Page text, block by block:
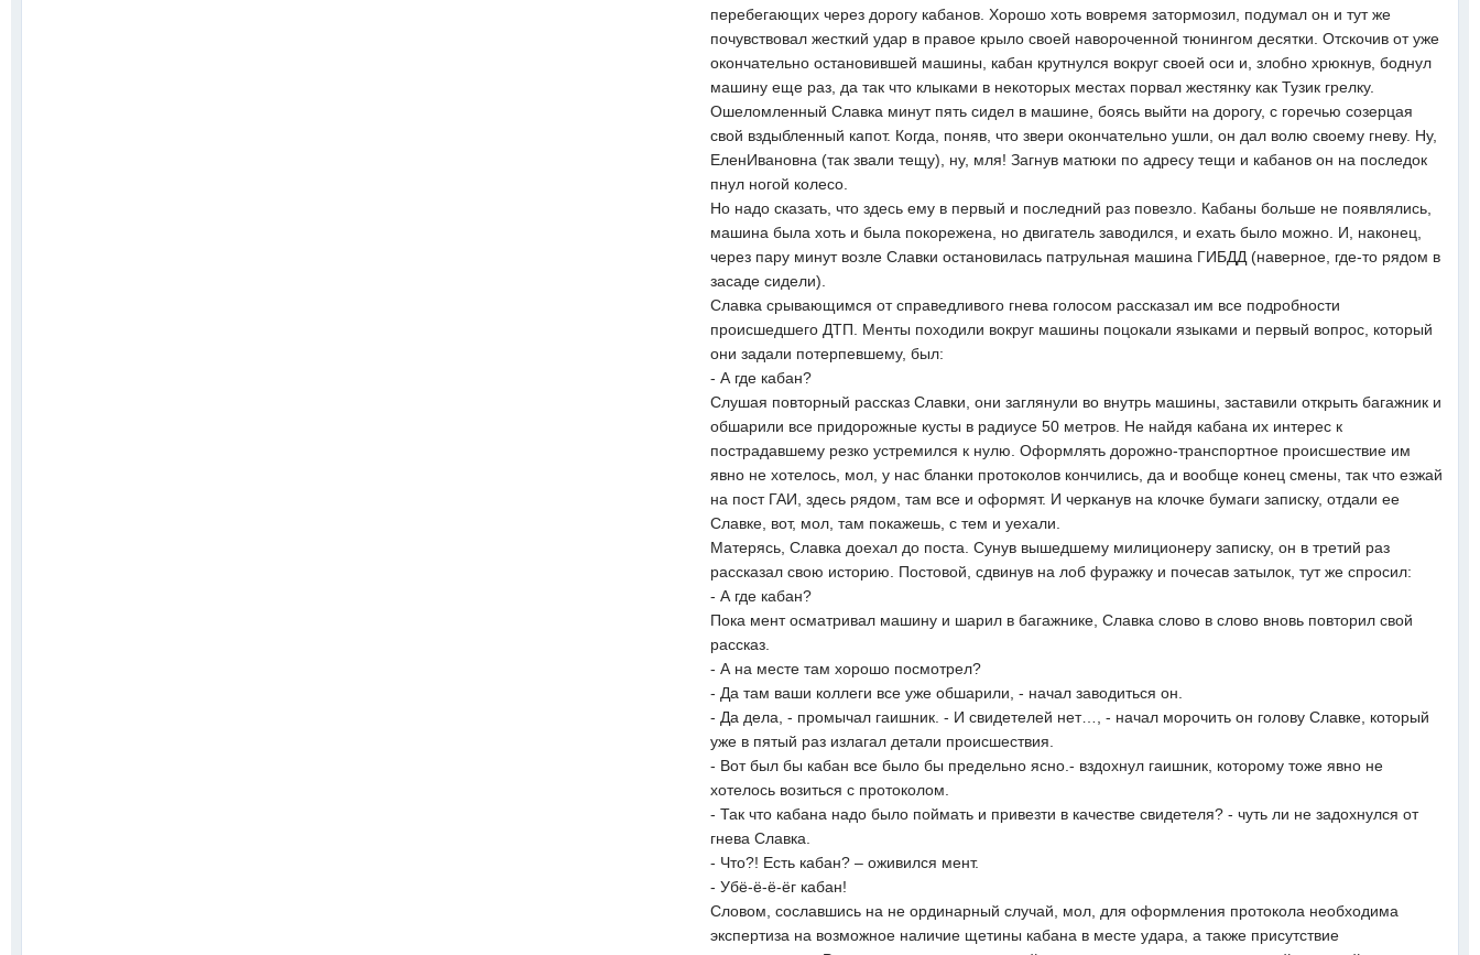
перебегающих через дорогу кабанов. Хорошо хоть вовремя затормозил, подумал он и тут же
почувствовал жесткий удар в правое крыло своей навороченной тюнингом десятки. Отскочив от уже
окончательно остановившей машины, кабан крутнулся вокруг своей оси и, злобно хрюкнув, боднул
машину еще раз, да так что клыками в некоторых местах порвал жестянку как Тузик грелку.
Ошеломленный Славка минут пять сидел в машине, боясь выйти на дорогу, с горечью созерцая
свой вздыбленный капот. Когда, поняв, что звери окончательно ушли, он дал волю своему гневу. Ну,
ЕленИвановна (так звали тещу), ну, мля! Загнув матюки по адресу тещи и кабанов он на последок
пнул ногой колесо.
Но надо сказать, что здесь ему в первый и последний раз повезло. Кабаны больше не появлялись,
машина была хоть и была покорежена, но двигатель заводился, и ехать было можно. И, наконец,
через пару минут возле Славки остановилась патрульная машина ГИБДД (наверное, где-то рядом в
засаде сидели).
Славка срывающимся от справедливого гнева голосом рассказал им все подробности
происшедшего ДТП. Менты походили вокруг машины поцокали языками и первый вопрос, который
они задали потерпевшему, был:
- А где кабан?
Слушая повторный рассказ Славки, они заглянули во внутрь машины, заставили открыть багажник и
обшарили все придорожные кусты в радиусе 50 метров. Не найдя кабана их интерес к
пострадавшему резко устремился к нулю. Оформлять дорожно-транспортное происшествие им
явно не хотелось, мол, у нас бланки протоколов кончились, да и вообще конец смены, так что езжай
на пост ГАИ, здесь рядом, там все и оформят. И черканув на клочке бумаги записку, отдали ее
Славке, вот, мол, там покажешь, с тем и уехали.
Матерясь, Славка доехал до поста. Сунув вышедшему милиционеру записку, он в третий раз
рассказал свою историю. Постовой, сдвинув на лоб фуражку и почесав затылок, тут же спросил:
- А где кабан?
Пока мент осматривал машину и шарил в багажнике, Славка слово в слово вновь повторил свой
рассказ.
- А на месте там хорошо посмотрел?
- Да там ваши коллеги все уже обшарили, - начал заводиться он.
- Да дела, - промычал гаишник. - И свидетелей нет…, - начал морочить он голову Славке, который
уже в пятый раз излагал детали происшествия.
- Вот был бы кабан все было бы предельно ясно.- вздохнул гаишник, которому тоже явно не
хотелось возиться с протоколом.
- Так что кабана надо было поймать и привезти в качестве свидетеля? - чуть ли не задохнулся от
гнева Славка.
- Что?! Есть кабан? – оживился мент.
- Убё-ё-ё-ёг кабан!
Словом, сославшись на не ординарный случай, мол, для оформления протокола необходима
экспертиза на возможное наличие щетины кабана в месте удара, а также присутствие